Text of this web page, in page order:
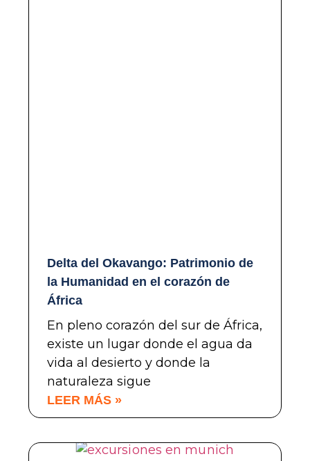
Delta del Okavango: Patrimonio de
la Humanidad en el corazón de
África
En pleno corazón del sur de África,
existe un lugar donde el agua da
vida al desierto y donde la
naturaleza sigue
LEER MÁS »